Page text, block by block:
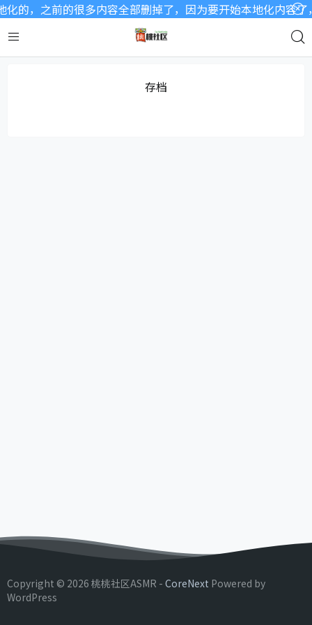
的，之前的很多内容全部删掉了，因为要开始本地化内容
存档
Copyright © 2026 桃桃社区ASMR - CoreNext Powered by
WordPress